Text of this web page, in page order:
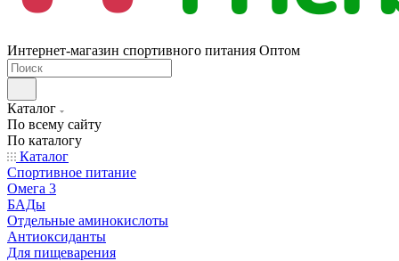
Интернет-магазин спортивного питания Оптом
Каталог
По всему сайту
По каталогу
Каталог
Спортивное питание
Омега 3
БАДы
Отдельные аминокислоты
Антиоксиданты
Для пищеварения